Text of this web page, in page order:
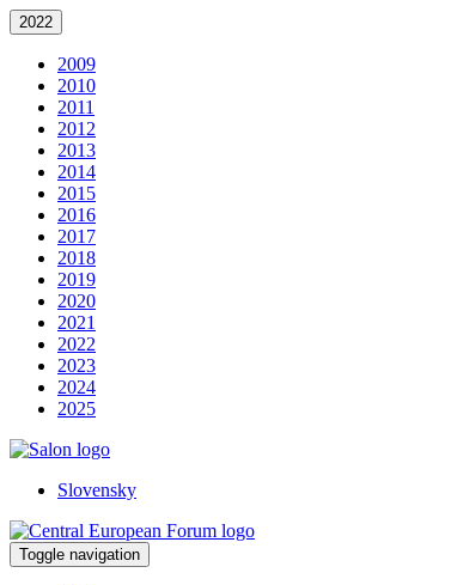
2022
2009
2010
2011
2012
2013
2014
2015
2016
2017
2018
2019
2020
2021
2022
2023
2024
2025
Slovensky
Toggle navigation